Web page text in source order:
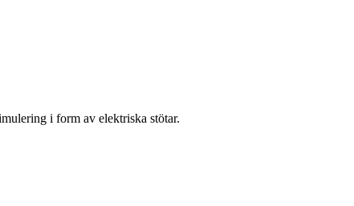
i form av elektriska stötar.